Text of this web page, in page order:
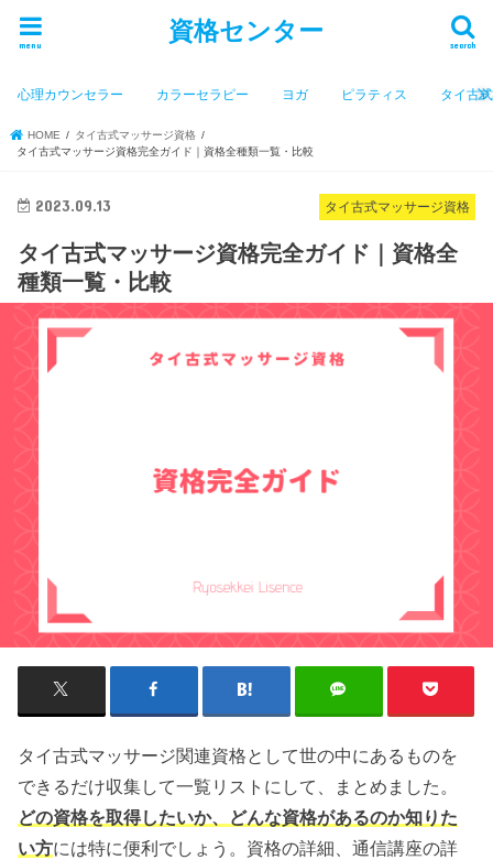
資格センター search
menu
心理カウンセラー カラーセラピー ヨガ ピラティス タイ古
HOME
タイ古式マッサージ資格
タイ古式マッサージ資格完全ガイド｜資格全種類一覧・比較
タイ古式マッサージ資格
2023.09.13
タイ古式マッサージ資格完全ガイド｜資格全
種類一覧・比較
タイ古式マッサージ関連資格として世の中にあるものを
できるだけ収集して一覧リストにして、まとめました。
どの資格を取得したいか、どんな資格があるのか知りた
い方には特に便利でしょう。資格の詳細、通信講座の詳